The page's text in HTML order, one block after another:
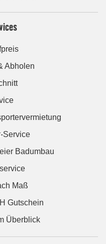
Abholen
Service
Badumbau
Maß
Gutschein
Überblick